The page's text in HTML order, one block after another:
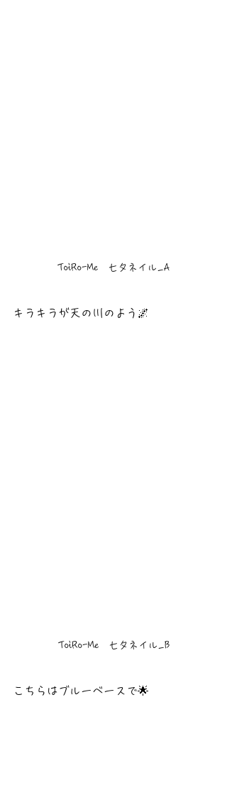
ToiRo-Me　七夕ネイル_A
キラキラが天の川のよう🌌
ToiRo-Me　七夕ネイル_B
こちらはブルーベースで🌟